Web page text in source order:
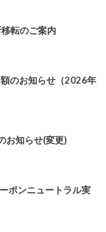
転のご案内
のお知らせ（2026年
お知らせ(変更)
ボンニュートラル実